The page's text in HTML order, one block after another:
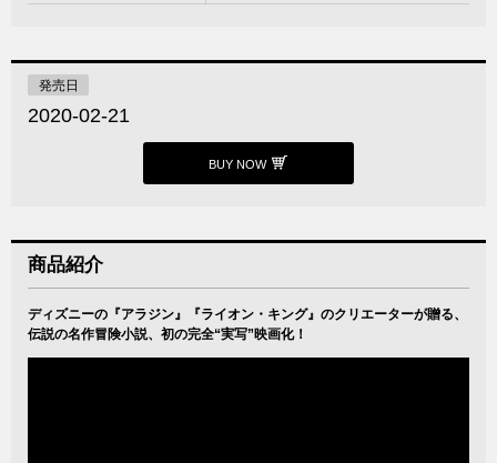
発売日
2020-02-21
BUY NOW
商品紹介
ディズニーの『アラジン』『ライオン・キング』のクリエーターが贈る、
伝説の名作冒険小説、初の完全“実写”映画化！